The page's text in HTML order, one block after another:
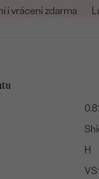
i vrácení zdarma
H